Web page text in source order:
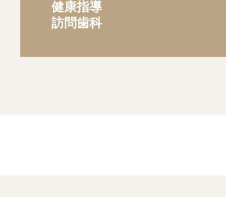
健康指導
訪問歯科